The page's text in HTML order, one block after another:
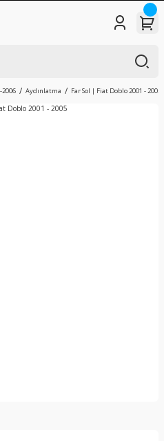
2006 Aydınlatma Far Sol | Fiat Doblo 2001 - 2005